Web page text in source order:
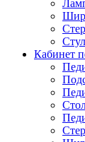
Кабинет